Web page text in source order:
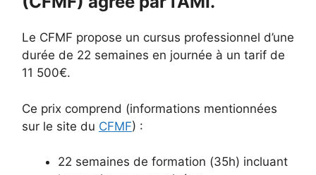
Le CFMF propose un cursus professionnel d’une
durée de 22 semaines en journée à un tarif de
11 500€.
Ce prix comprend (informations mentionnées
sur le site du CFMF) :
22 semaines de formation (35h) incluant